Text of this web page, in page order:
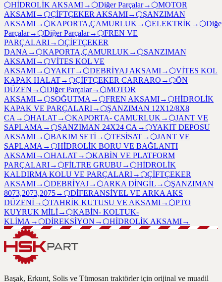
⬡HİDROLİK AKSAMI→ ⬡Diğer Parçalar→ ⬡MOTOR
AKSAMI→ ⬡ÇİFTÇEKER AKSAMI→ ⬡ŞANZIMAN
AKSAMI→ ⬡KAPORTA,ÇAMURLUK→ ⬡ELEKTRİK→ ⬡
Parçalar→ ⬡Diğer Parçalar→ ⬡FREN VE
PARÇALARI→ ⬡ÇİFTÇEKER
DANA→ ⬡KAPORTA,ÇAMURLUK→ ⬡ŞANZIMAN
AKSAMI→ ⬡VİTES KOL VE
AKSAMI→ ⬡YAKIT→ ⬡DEBRİYAJ AKSAMI→ ⬡VİTES KOL
KAPAK HALAT→ ⬡ÇİFTÇEKER CARRARO → ⬡ÖN
DÜZEN → ⬡Diğer Parçalar→ ⬡MOTOR
AKSAMI→ ⬡SOĞUTMA→ ⬡FREN AKSAMI→ ⬡HİDROLİK
KAPAK VE PARÇALARI→ ⬡ŞANZIMAN 12X12/8X8
CA→ ⬡HALAT→ ⬡KAPORTA- ÇAMURLUK→ ⬡JANT VE
SAPLAMA→ ⬡ŞANZIMAN 24X24 CA→ ⬡YAKIT DEPOSU
AKSAMI→ ⬡BAKIM SETİ→ ⬡TESİSAT→ ⬡JANT VE
SAPLAMA→ ⬡HİDROLİK BORU VE BAĞLANTI
AKSAMI→ ⬡HALAT→ ⬡KABİN VE PLATFORM
PARÇALARI→ ⬡FİLTRE GRUBU → ⬡HİDROLİK
KALDIRMA KOLU VE PARÇALARI→ ⬡ÇİFTÇEKER
AKSAMI→ ⬡DEBRİYAJ→ ⬡ARKA DİNGİL → ⬡ŞANZIMAN
8073,2073,2075→ ⬡DİFERANSİYEL VE ARKA AKS
DÜZENİ→ ⬡TAHRİK KUTUSU VE AKSAMI→ ⬡PTO
KUYRUK MİLİ→ ⬡KABİN- KOLTUK-
KLİMA→ ⬡DİREKSİYON → ⬡HİDROLİK AKSAMI→
Başak, Erkunt, Solis ve Tümosan traktörler için orijinal ve muadil